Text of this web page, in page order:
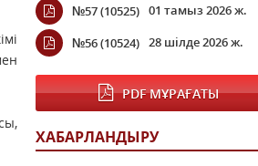
№57 (10525) 01 тамыз 2026 ж.
№56 (10524) 28 шілде 2026 ж.
PDF МҰРАҒАТЫ
ХАБАРЛАНДЫРУ